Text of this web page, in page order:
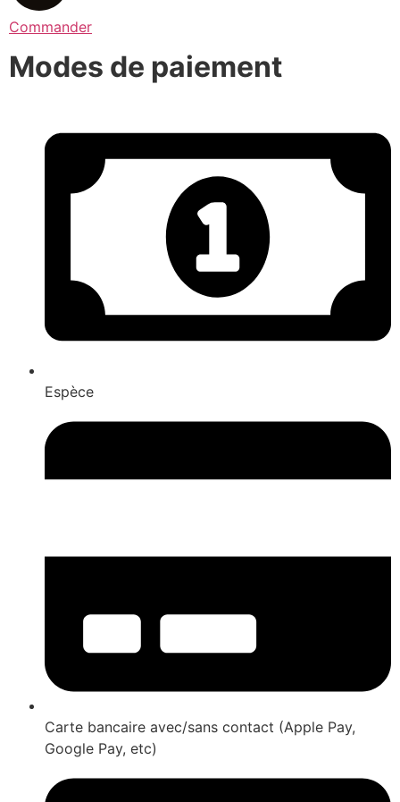
Commander
Modes de paiement
Espèce
Carte bancaire avec/sans contact (Apple Pay,
Google Pay, etc)